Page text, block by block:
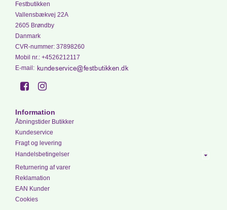
Festbutikken
Vallensbækvej 22A
2605 Brøndby
Danmark
CVR-nummer: 37898260
Mobil nr.: +4526212117
E-mail :
Information
Åbningstider Butikker
Kundeservice
Fragt og levering
Handelsbetingelser
Returnering af varer
Reklamation
EAN Kunder
Cookies